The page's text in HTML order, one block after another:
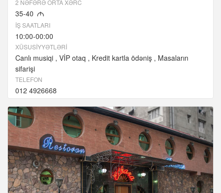
2 NƏFƏRƏ ORTA XƏRC
35-40 M
İŞ SAATLARI
10:00-00:00
XÜSUSIYYƏTLƏRI
Canlı musiqi VİP otaq Kredit kartla ödəniş
Masaların
sifarişi
TELEFON
012 4926668